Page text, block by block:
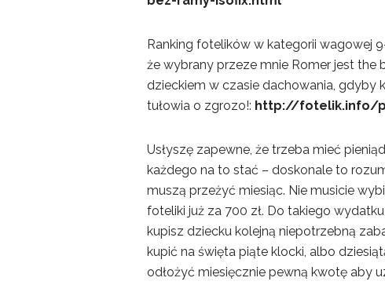
Ranking fotelików w kategorii wagowej
że wybrany przeze mnie Romer jest the
dzieckiem w czasie dachowania, gdyby
tułowia o zgrozo!: http://fotelik.info/
Usłyszę zapewne, że trzeba mieć
każdego na to stać – doskonale to
muszą przeżyć miesiąc. Nie musicie
foteliki już za 700 zł. Do takiego
kupisz dziecku kolejną niepotrzebną
kupić na święta piąte klocki, albo
odłożyć miesięcznie pewną kwotę aby